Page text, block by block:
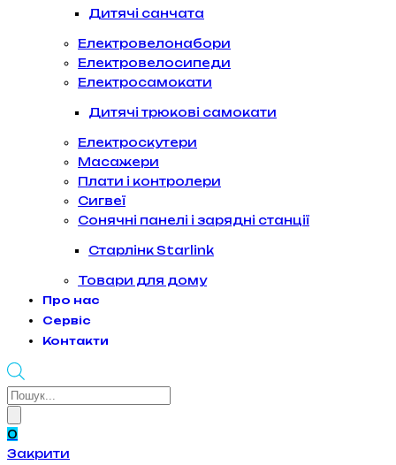
Дитячі санчата
Електровелонабори
Електровелосипеди
Електросамокати
Дитячі трюкові самокати
Електроскутери
Масажери
Плати і контролери
Сигвеї
Сонячні панелі і зарядні станції
Старлінк Starlink
Товари для дому
Про нас
Сервіс
Контакти
Products
0
Закрити